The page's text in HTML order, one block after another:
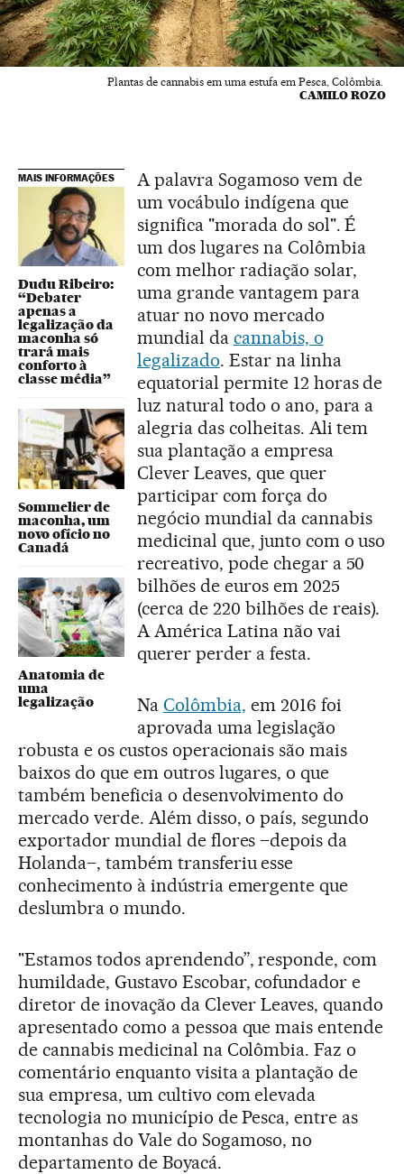
Plantas de cannabis em uma estufa em Pesca, Colômbia.
CAMILO ROZO
MAIS INFORMAÇÕES
Dudu Ribeiro:
“Debater
apenas a
legalização da
maconha só
trará mais
conforto à
classe média”
Sommelier de
maconha, um
novo ofício no
Canadá
Anatomia de
uma
legalização
A palavra Sogamoso vem de
um vocábulo indígena que
significa "morada do sol". É
um dos lugares na Colômbia
com melhor radiação solar,
uma grande vantagem para
atuar no novo mercado
mundial da cannabis, o
legalizado. Estar na linha
equatorial permite 12 horas de
luz natural todo o ano, para a
alegria das colheitas. Ali tem
sua plantação a empresa
Clever Leaves, que quer
participar com força do
negócio mundial da cannabis
medicinal que, junto com o uso
recreativo, pode chegar a 50
bilhões de euros em 2025
(cerca de 220 bilhões de reais).
A América Latina não vai
querer perder a festa.
Na Colômbia, em 2016 foi
aprovada uma legislação
robusta e os custos operacionais são mais
baixos do que em outros lugares, o que
também beneficia o desenvolvimento do
mercado verde. Além disso, o país, segundo
exportador mundial de flores –depois da
Holanda–, também transferiu esse
conhecimento à indústria emergente que
deslumbra o mundo.
"Estamos todos aprendendo”, responde, com
humildade, Gustavo Escobar, cofundador e
diretor de inovação da Clever Leaves, quando
apresentado como a pessoa que mais entende
de cannabis medicinal na Colômbia. Faz o
comentário enquanto visita a plantação de
sua empresa, um cultivo com elevada
tecnologia no município de Pesca, entre as
montanhas do Vale do Sogamoso, no
departamento de Boyacá.